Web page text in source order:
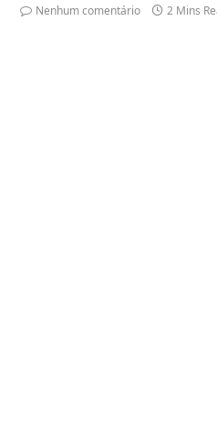
Nenhum comentário 2 Mins